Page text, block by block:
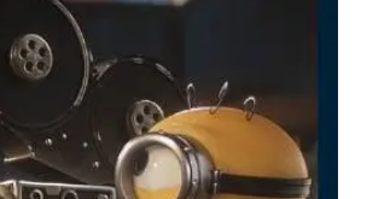
景区回应“麦积山石窟看完需2000元”